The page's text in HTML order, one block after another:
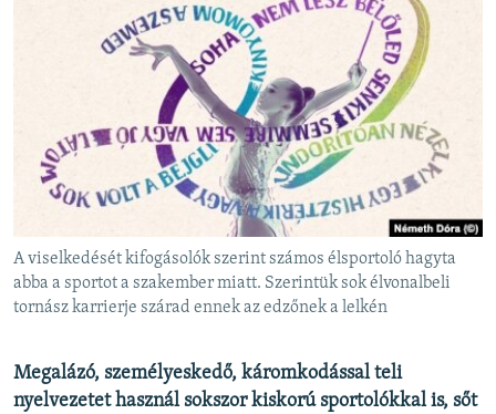
A PÉNZ NYOMÁBAN
KLÍMAVÁLTOZÁS
A MÚLT TANULSÁGAI
A viselkedését kifogásolók szerint számos élsportoló hagyta
abba a sportot a szakember miatt. Szerintük sok élvonalbeli
tornász karrierje szárad ennek az edzőnek a lelkén
Megalázó, személyeskedő, káromkodással teli
nyelvezetet használ sokszor kiskorú sportolókkal is, sőt